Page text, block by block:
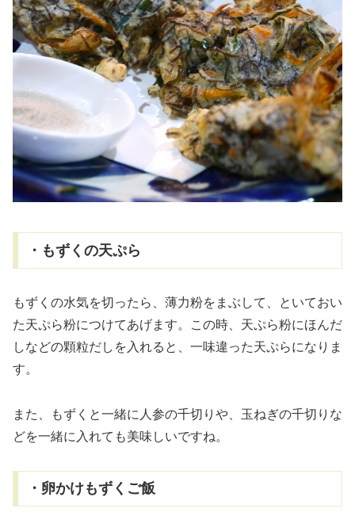
・もずくの天ぷら
もずくの水気を切ったら、薄力粉をまぶして、といておい
た天ぷら粉につけてあげます。この時、天ぷら粉にほんだ
しなどの顆粒だしを入れると、一味違った天ぷらになりま
す。
また、もずくと一緒に人参の千切りや、玉ねぎの千切りな
どを一緒に入れても美味しいですね。
・卵かけもずくご飯